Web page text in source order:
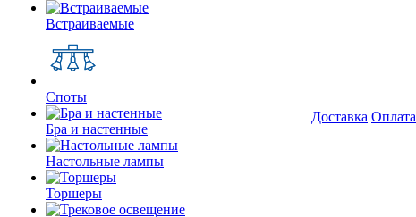
Встраиваемые
Споты
Бра и настенные
Настольные лампы
Торшеры
Доставка Оплата